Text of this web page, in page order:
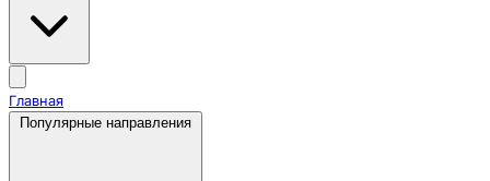
Главная
Популярные направления